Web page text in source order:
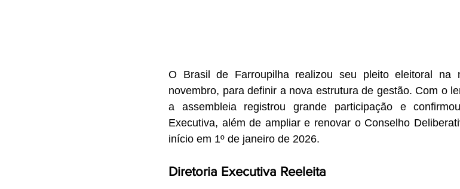
O Brasil de Farroupilha realizou seu pleito eleitoral na
novembro, para definir a nova estrutura de gestão. Com o
a assembleia registrou grande participação e
Executiva, além de ampliar e renovar o Conselho
início em 1º de janeiro de 2026.
Diretoria Executiva Reeleita